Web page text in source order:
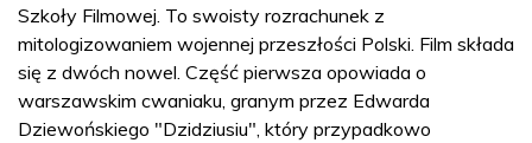
Szkoły Filmowej. To swoisty rozrachunek z
mitologizowaniem wojennej przeszłości Polski. Film składa
się z dwóch nowel. Część pierwsza opowiada o
warszawskim cwaniaku, granym przez Edwarda
Dziewońskiego "Dzidziusiu", który przypadkowo